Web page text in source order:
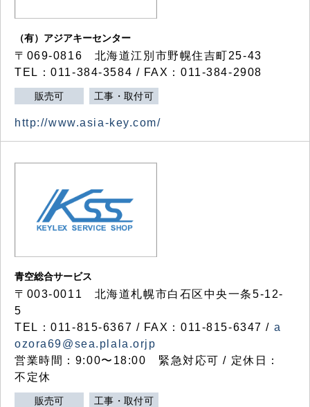
（有）アジアキーセンター
〒069-0816 北海道江別市野幌住吉町25-43
TEL：011-384-3584 / FAX：011-384-2908
販売可 工事・取付可
http://www.asia-key.com/
青空総合サービス
〒003-0011 北海道札幌市白石区中央一条5-12-
5
TEL：011-815-6367 / FAX：011-815-6347 / a
ozora69@sea.plala.orjp
営業時間：9:00〜18:00 緊急対応可 / 定休日：
不定休
販売可 工事・取付可